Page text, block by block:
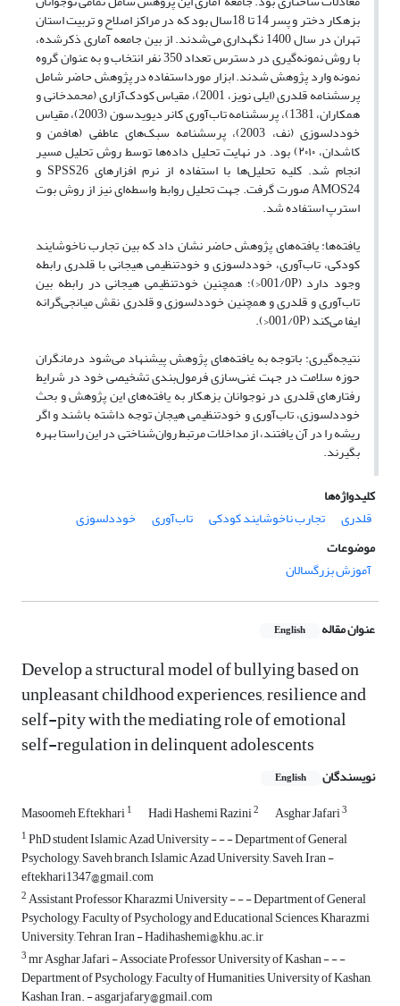
بزهکار دختر و پسر 14 تا 18سال بود که در مراکز اصلاح و تربیت استان
تهران در سال 1400 نگهداری می‌شدند. از بین جامعه آماری ذکرشده،
با روش نمونه‌گیری در دسترس تعداد 350 نفر انتخاب و به عنوان گروه
نمونه وارد پژوهش شدند. ابزار مورداستفاده در پژوهش حاضر شامل
پرسشنامه قلدری (ایلی نویز، 2001)، مقیاس کودک‌آزاری (محمدخانی و
همکاران، 1381)، پرسشنامه تاب‌آوری کانر دیویدسون (2003)، مقیاس
خوددلسوزی (نف، 2003)، پرسشنامه سبک‌های عاطفی (هافمن و
کاشدان، ۲۰۱۰) بود. در نهایت تحلیل داده‌ها توسط روش تحلیل مسیر
انجام شد. کلیه تحلیل‌ها با استفاده از نرم افزارهای SPSS26 و
AMOS24 صورت گرفت. جهت تحلیل روابط واسطه‌ای نیز از روش بوت
استرپ استفاده شد.
یافته‌ها: یافته‌های پژوهش حاضر نشان داد که بین تجارب ناخوشایند
کودکی، تاب‌آوری، خوددلسوزی و خودتنظیمی هیجانی با قلدری رابطه
وجود دارد (001/0P<)؛ همچنین خودتنظیمی هیجانی در رابطه بین
تاب‌آوری و قلدری و همچنین خوددلسوزی و قلدری نقش میانجی‌گرانه
ایفا می‌کند (001/0P<).
نتیجه‌گیری: باتوجه به یافته‌های پژوهش پیشنهاد می‌شود درمانگران
حوزه سلامت در جهت غنی‌سازی فرمول‌بندی تشخیصی خود در شرایط
رفتارهای قلدری در نوجوانان بزهکار به یافته‌های این پژوهش و بحث
خوددلسوزی، تاب‌آوری و خودتنظیمی هیجان توجه داشته باشند و اگر
ریشه را در آن یافتند، از مداخلات مرتبط روان‌شناختی در این راستا بهره
بگیرند.
کلیدواژه‌ها
قلدری
تجارب ناخوشایند کودکی تاب‌آوری
خوددلسوزی
موضوعات
آموزش بزرگسالان
عنوان مقاله English
Develop a structural model of bullying based on
unpleasant childhood experiences, resilience and
self-pity with the mediating role of emotional
self-regulation in delinquent adolescents
نویسندگان English
Masoomeh Eftekhari1 Hadi Hashemi Razini2 Asghar Jafari3
1PhD student Islamic Azad University - - - Department of General
Psychology, Saveh branch, Islamic Azad University, Saveh, Iran -
eftekhari1347@gmail.com
2Assistant Professor Kharazmi University - - - Department of General
Psychology, Faculty of Psychology and Educational Sciences, Kharazmi
University, Tehran, Iran - Hadihashemi@khu.ac.ir
3mr Asghar Jafari - Associate Professor University of Kashan - - -
Department of Psychology, Faculty of Humanities, University of Kashan,
Kashan, Iran. - asgarjafary@gmail.com